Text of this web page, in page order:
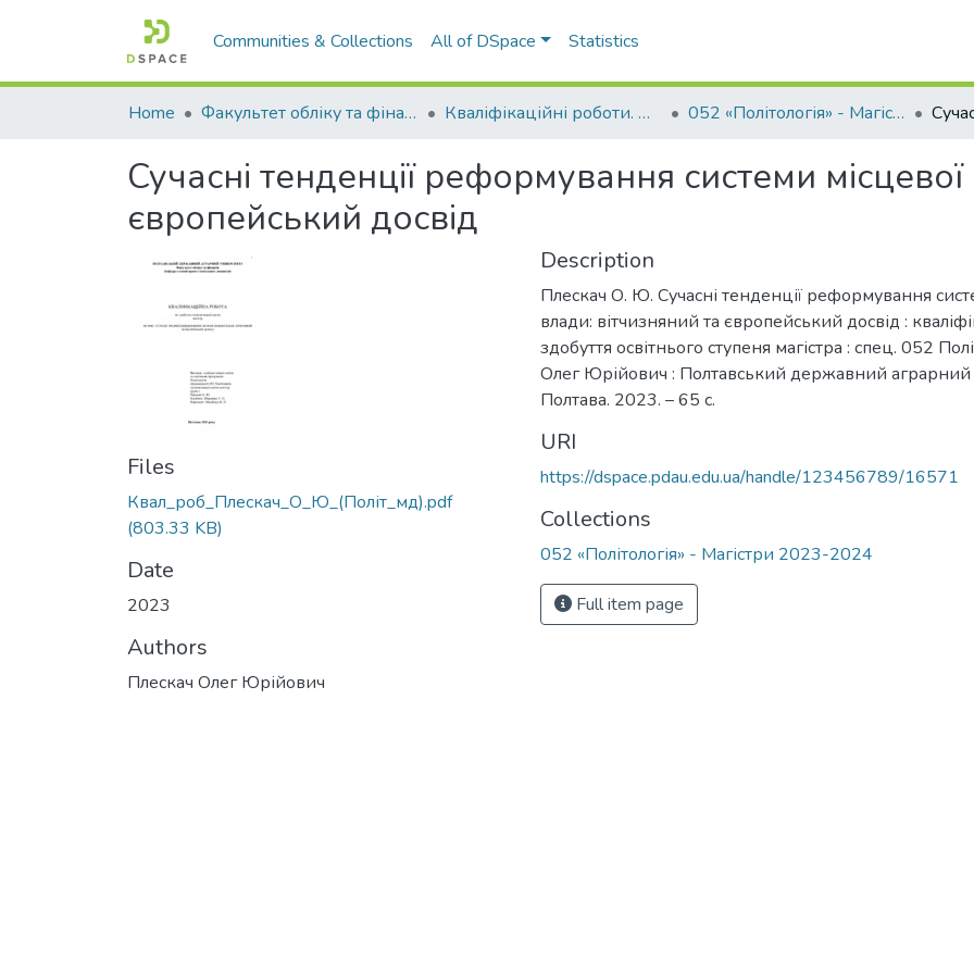
Communities & Collections All of DSpace Statistics
Home Факультет обліку та фінансів Кваліфікаційні роботи. Факультет обліку та фінансів 052 «Політологія» - Магістри 2023-2024
Сучасні тенденції реформування системи
європейський досвід
Files
Квал_роб_Плескач_О_Ю_(Політ_мд).pdf
(803.33 KB)
Date
2023
Authors
Плескач Олег Юрійович
Description
Плескач О. Ю. Сучасні тенденції реформування
влади: вітчизняний та європейський досвід :
здобуття освітнього ступеня магістра : спец. 052
Олег Юрійович : Полтавський державний аграрний
Полтава. 2023. – 65 с.
URI
https://dspace.pdau.edu.ua/handle/123456789/16571
Collections
052 «Політологія» - Магістри 2023-2024
Full item page